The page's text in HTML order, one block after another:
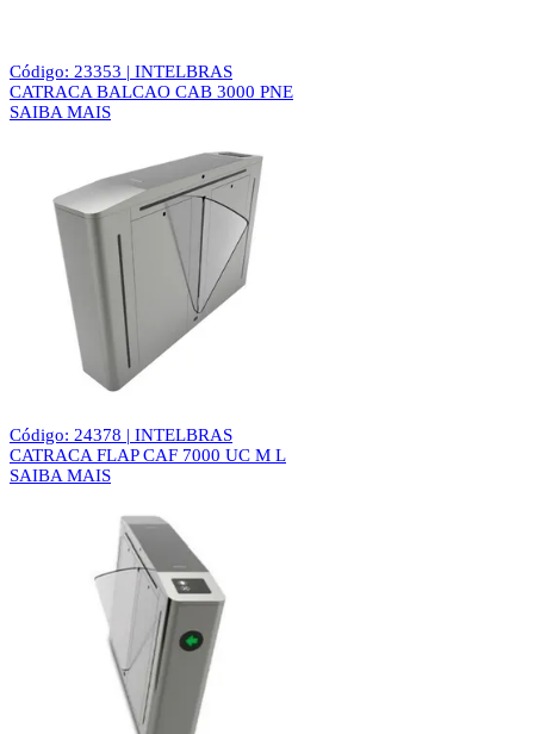
Código: 23353 | INTELBRAS
CATRACA BALCAO CAB 3000 PNE
SAIBA MAIS
Código: 24378 | INTELBRAS
CATRACA FLAP CAF 7000 UC M L
SAIBA MAIS